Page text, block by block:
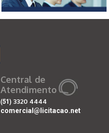
Central de
Atendimento
(51) 3320 4444
comercial@licitacao.net